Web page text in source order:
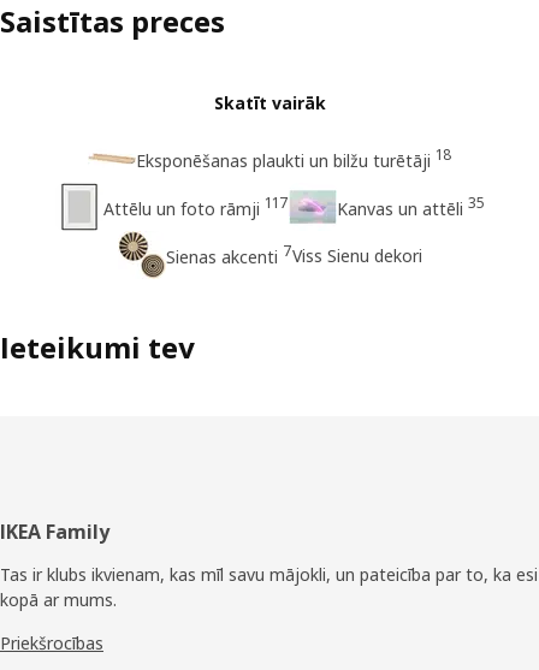
Saistītas preces
Skatīt vairāk
Eksponēšanas plaukti un bilžu turētāji 18
Attēlu un foto rāmji 117 Kanvas un attēli 35
Sienas akcenti 7Viss Sienu dekori
Ieteikumi tev
Kājene
IKEA Family
Tas ir klubs ikvienam, kas mīl savu mājokli, un pateicība par to, ka esi
kopā ar mums.
Priekšrocības